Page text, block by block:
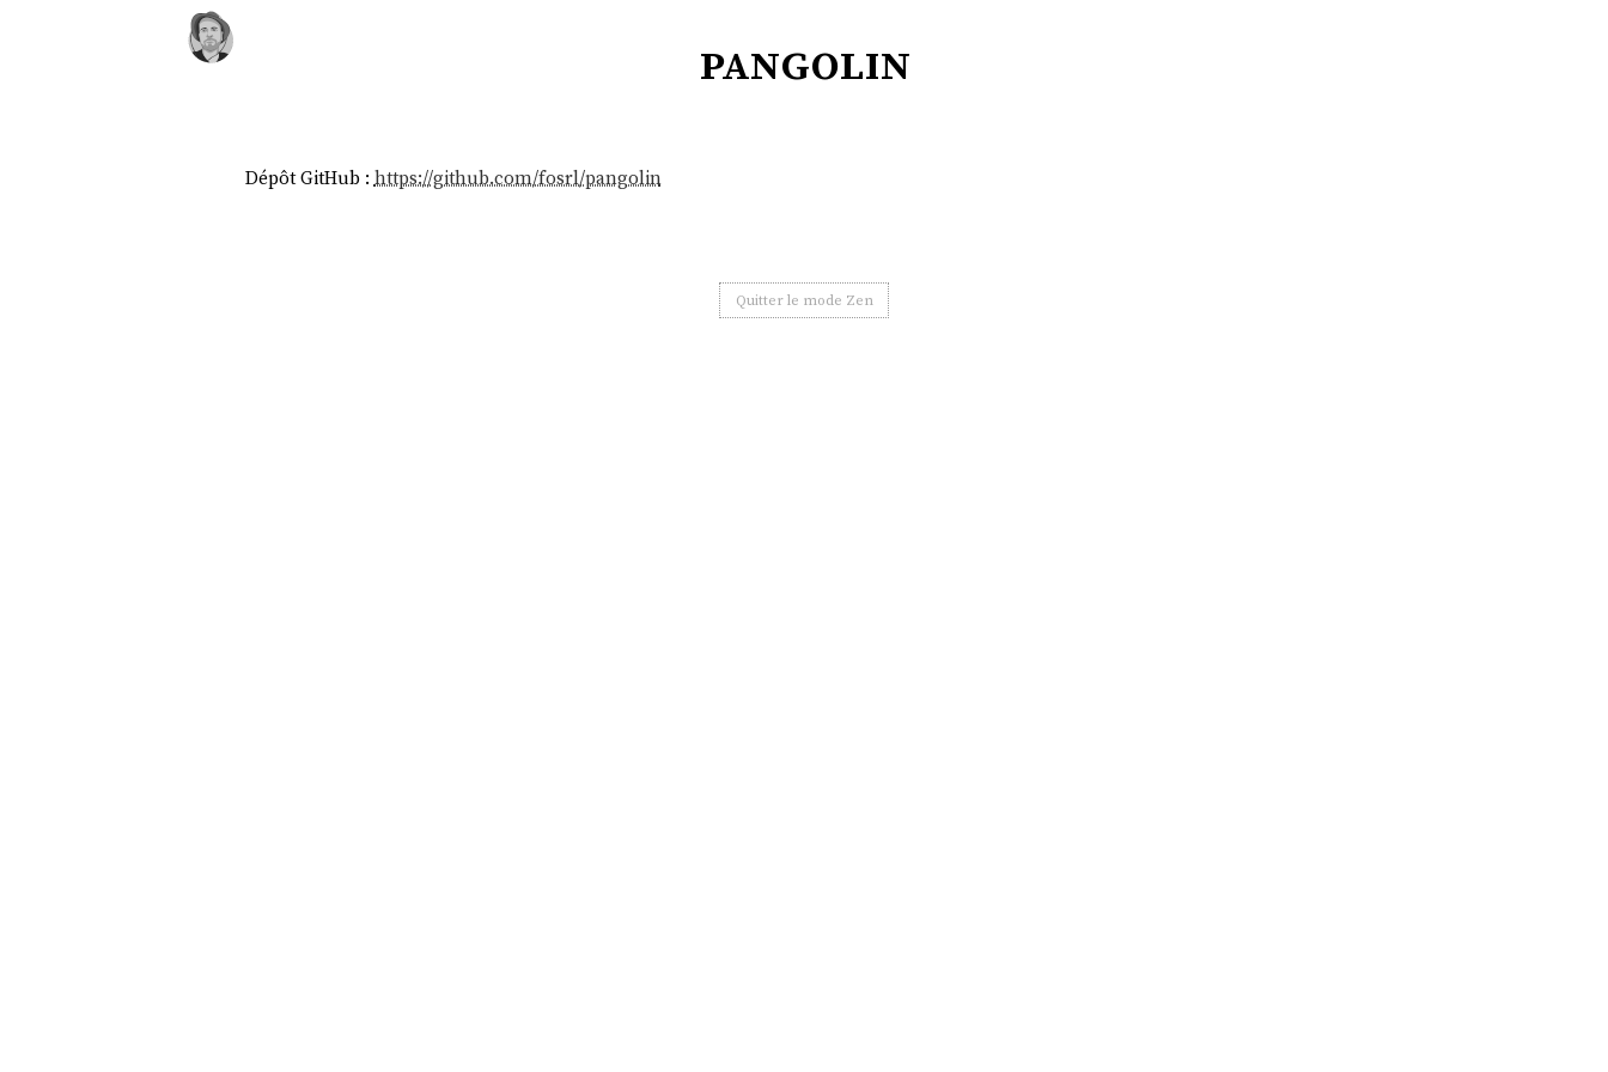
pangolin
Dépôt GitHub : https://github.com/fosrl/pangolin
Quitter le mode Zen